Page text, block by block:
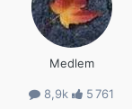
Medlem
8,9k 5 761